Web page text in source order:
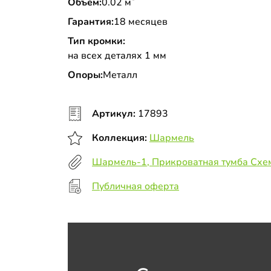
Гарантия:18 месяцев
Тип кромки:
на всех деталях 1 мм
Опоры:Металл
Артикул: 17893
Коллекция: Шармель
Шармель-1, Прикроватная тумба
Публичная оферта